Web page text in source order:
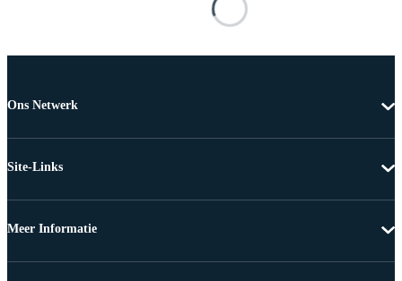
Ons Netwerk
Site-Links
Meer Informatie